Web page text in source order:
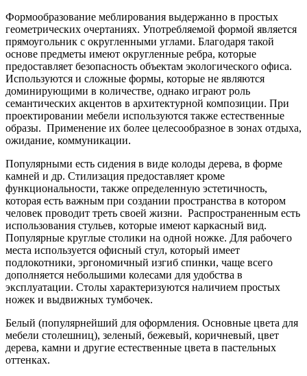
Формообразование меблирования выдержанно в простых
геометрических очертаниях. Употребляемой формой является
прямоугольник с округленными углами. Благодаря такой
основе предметы имеют округленные ребра, которые
предоставляет безопасность объектам экологического офиса.
Используются и сложные формы, которые не являются
доминирующими в количестве, однако играют роль
семантических акцентов в архитектурной композиции. При
проектировании мебели используются также естественные
образы. Применение их более целесообразное в зонах отдыха,
ожидание, коммуникации.
Популярными есть сидения в виде колоды дерева, в форме
камней и др. Стилизация предоставляет кроме
функциональности, также определенную эстетичность,
которая есть важным при создании пространства в котором
человек проводит треть своей жизни. Распространенным есть
использования стульев, которые имеют каркасный вид.
Популярные круглые столики на одной ножке. Для рабочего
места используется офисный стул, который имеет
подлокотники, эргономичный изгиб спинки, чаще всего
дополняется небольшими колесами для удобства в
эксплуатации. Столы характеризуются наличием простых
ножек и выдвижных тумбочек.
Белый (популярнейший для оформления. Основные цвета для
мебели столешниц), зеленый, бежевый, коричневый, цвет
дерева, камни и другие естественные цвета в пастельных
оттенках.